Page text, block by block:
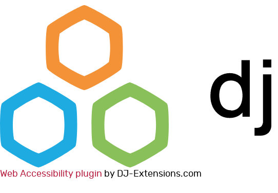
Web Accessibility plugin by DJ-Extensions.com